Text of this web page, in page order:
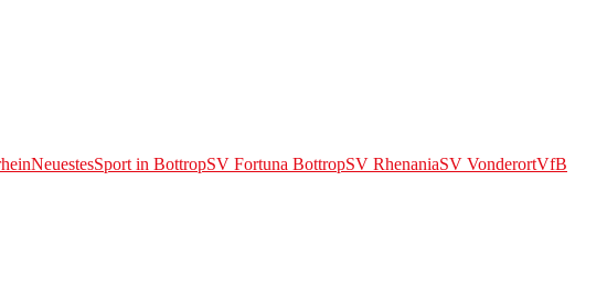
NeuestesSport in BottropSV Fortuna BottropSV RhenaniaSV VonderortVfB